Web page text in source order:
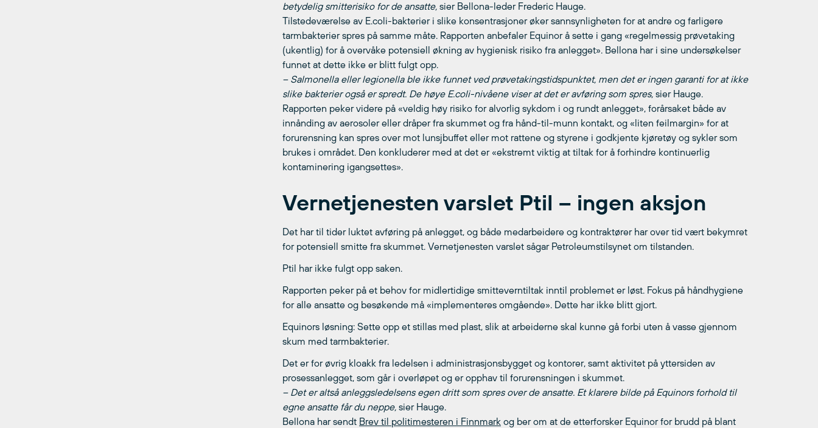
betydelig smitterisiko for de ansatte, sier Bellona-leder Frederic Hauge.
Tilstedeværelse av E.coli-bakterier i slike konsentrasjoner øker sannsynligheten for at andre og farligere
tarmbakterier spres på samme måte. Rapporten anbefaler Equinor å sette i gang «regelmessig prøvetaking
(ukentlig) for å overvåke potensiell økning av hygienisk risiko fra anlegget». Bellona har i sine undersøkelser
funnet at dette ikke er blitt fulgt opp.
– Salmonella eller legionella ble ikke funnet ved prøvetakingstidspunktet, men det er ingen garanti for at ikke
slike bakterier også er spredt. De høye E.coli-nivåene viser at det er avføring som spres, sier Hauge.
Rapporten peker videre på «veldig høy risiko for alvorlig sykdom i og rundt anlegget», forårsaket både av
innånding av aerosoler eller dråper fra skummet og fra hånd-til-munn kontakt, og «liten feilmargin» for at
forurensning kan spres over mot lunsjbuffet eller mot rattene og styrene i godkjente kjøretøy og sykler som
brukes i området. Den konkluderer med at det er «ekstremt viktig at tiltak for å forhindre kontinuerlig
kontaminering igangsettes».
Vernetjenesten varslet Ptil – ingen aksjon
Det har til tider luktet avføring på anlegget, og både medarbeidere og kontraktører har over tid vært bekymret
for potensiell smitte fra skummet. Vernetjenesten varslet sågar Petroleumstilsynet om tilstanden.
Ptil har ikke fulgt opp saken.
Rapporten peker på et behov for midlertidige smitteverntiltak inntil problemet er løst. Fokus på håndhygiene
for alle ansatte og besøkende må «implementeres omgående». Dette har ikke blitt gjort.
Equinors løsning: Sette opp et stillas med plast, slik at arbeiderne skal kunne gå forbi uten å vasse gjennom
skum med tarmbakterier.
Det er for øvrig kloakk fra ledelsen i administrasjonsbygget og kontorer, samt aktivitet på yttersiden av
prosessanlegget, som går i overløpet og er opphav til forurensningen i skummet.
– Det er altså anleggsledelsens egen dritt som spres over de ansatte. Et klarere bilde på Equinors forhold til
egne ansatte får du neppe, sier Hauge.
Bellona har sendt Brev til politimesteren i Finnmark og ber om at de etterforsker Equinor for brudd på blant